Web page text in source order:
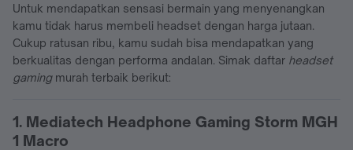
Untuk mendapatkan sensasi bermain yang menyenangkan
kamu tidak harus membeli headset dengan harga jutaan.
Cukup ratusan ribu, kamu sudah bisa mendapatkan yang
berkualitas dengan performa andalan. Simak daftar headset
gaming murah terbaik berikut:
1. Mediatech Headphone Gaming Storm MGH
1 Macro